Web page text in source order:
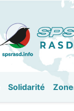
Solidarité